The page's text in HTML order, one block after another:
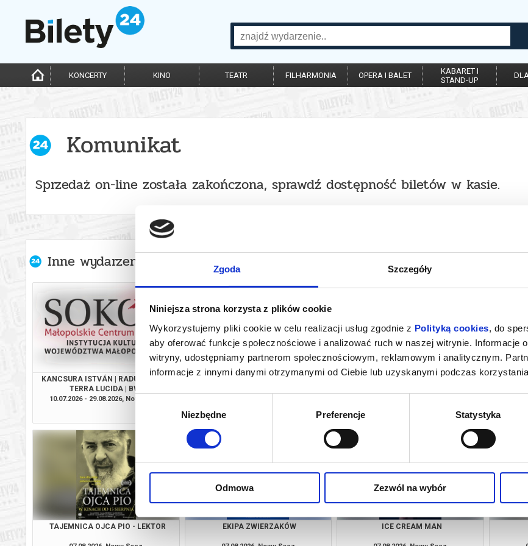
Zgoda Szczegóły
Niniejsza strona korzysta z plików cookie
Wykorzystujemy pliki cookie w celu realizacji usług zgodnie z Polityką cookies, do
aby oferować funkcje społecznościowe i analizować ruch w naszej witrynie. Informacje
witryny, udostępniamy partnerom społecznościowym, reklamowym i analitycznym.
informacje z innymi danymi otrzymanymi od Ciebie lub uzyskanymi podczas korzystania
Wybór
Niezbędne Preferencje Statystyka
Odmowa Zezwól na wybór
KONCERTY KINO TEATR FILHARMONIA OPERA I BALET
KABARET I
STAND-UP
Komunikat
Sprzedaż on-line została zakończona, sprawdź dostępność biletów w kasie.
Inne wydarzenia organizatora
KANCSURA ISTVÁN | RADU ŞERBAN |
TERRA LUCIDA | BWA
10.07.2026 - 29.08.2026, Nowy Sącz
SPIDER-MAN. CAŁKIEM NOWY DZIEŃ -
kup bilet
VAIANA - DUBBING
kup bilet
TAJEMNICA OJCA PIO - LEKTOR EKIPA ZWIERZAKÓW ICE CREAM MAN